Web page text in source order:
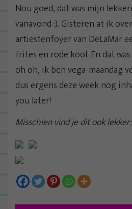
Nou goed, dat was mijn
vanavond :). Gisteren at ik
artiestenfoyer van DeLaMar
frites en rode kool. En dat
oh oh, ik ben vega-maandag
dus ergens deze week nog
you later!
Misschien vind je dit ook lekker: